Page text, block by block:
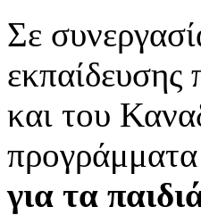
Σε
και του
για τα